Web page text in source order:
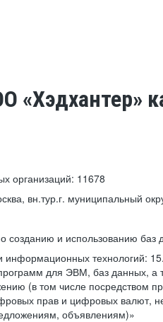
«Хэдхантер»
организаций: 11678
вн.тур.г. муниципальный
созданию и использованию
информационных технологий:
для ЭВМ, баз данных,
(в том числе посредством
прав и цифровых валют,
объявлениям)»